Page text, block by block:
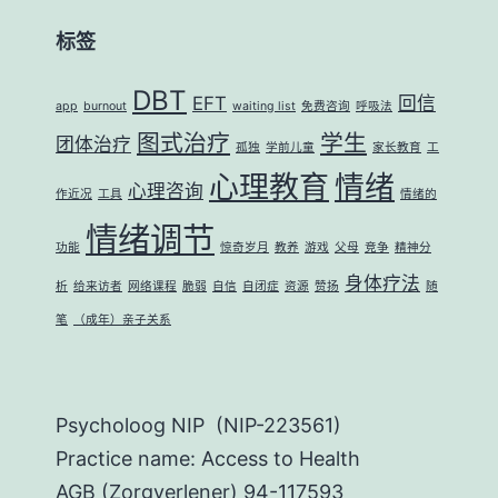
戏
么
办？
标签
app burnout DBT EFT waiting list 免费咨询 呼吸法
回信
团体治疗 图式治疗 孤独 学前儿童 学生 家长教育 工
作近况 工具 心理咨询 心理教育 情绪 情绪的
功能 情绪调节 惊奇岁月 教养 游戏 父母 竞争 精神分
析 给来访者 网络课程 脆弱 自信 自闭症 资源 赞扬 身体疗法 随
笔 （成年）亲子关系
Psycholoog NIP (NIP-223561)
Practice name: Access to Health
AGB (Zorgverlener) 94-117593